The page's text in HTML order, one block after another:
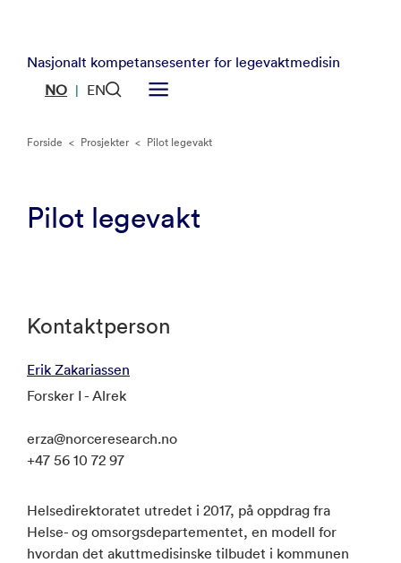
Nasjonalt kompetansesenter for legevaktmedisin
NO | EN
Forside < Prosjekter < Pilot legevakt
Pilot legevakt
Kontaktperson
Erik Zakariassen
Forsker I - Alrek
erza@norceresearch.no
+47 56 10 72 97
Helsedirektoratet utredet i 2017, på oppdrag fra
Helse- og omsorgsdepartementet, en modell for
hvordan det akuttmedisinske tilbudet i kommunen